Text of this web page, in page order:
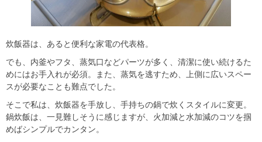
炊飯器は、あると便利な家電の代表格。
でも、内釜やフタ、蒸気口などパーツが多く、清潔に使い続けるた
めにはお手入れが必須。また、蒸気を逃すため、上側に広いスペー
スが必要なことも難点でした。
そこで私は、炊飯器を手放し、手持ちの鍋で炊くスタイルに変更。
鍋炊飯は、一見難しそうに感じますが、火加減と水加減のコツを掴
めばシンプルでカンタン。